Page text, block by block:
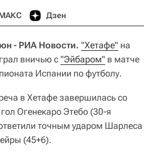
Дзен
- РИА Новости. "Хетафе" на
вничью с"Эйбаром" в матче
Испании по футболу.
в Хетафе завершилась со
Огенекаро Этебо (30-я
точным ударом Шарлеса
(45+6).